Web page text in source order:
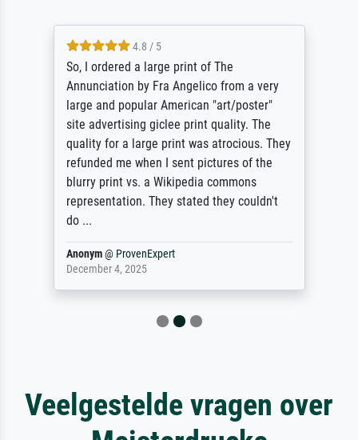
4.8 / 5
So, I ordered a large print of The
Annunciation by Fra Angelico from a very
large and popular American "art/poster"
site advertising giclee print quality. The
quality for a large print was atrocious. They
refunded me when I sent pictures of the
blurry print vs. a Wikipedia commons
representation. They stated they couldn't
do ...
Anonym@ ProvenExpert
December 4, 2025
Veelgestelde vragen over